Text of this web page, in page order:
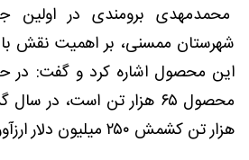
محمدمهدی برومندی در اولین
شهرستان ممسنی، بر اهمیت نقش
این محصول اشاره کرد و گفت: در
هزار تن کشمش ۲۵۰ میلیون دلار ارزآوری به همراه داشت.